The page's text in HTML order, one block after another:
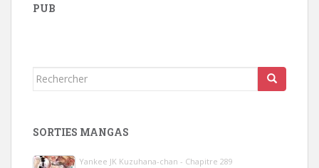
PUB
Rechercher...
SORTIES MANGAS
Yankee JK Kuzuhana-chan - Chapitre 289